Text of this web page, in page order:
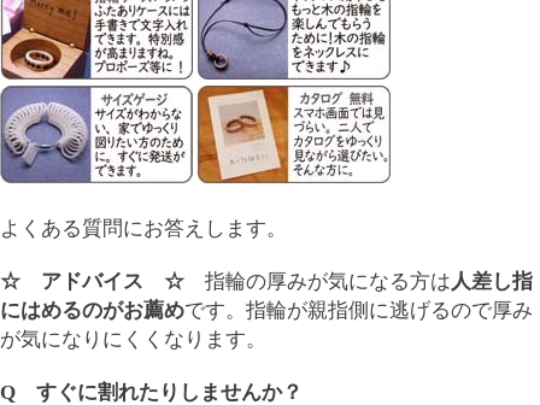
よくある質問にお答えします。
☆ アドバイス ☆ 指輪の厚みが気になる方は人差し指
にはめるのがお薦めです。指輪が親指側に逃げるので厚み
が気になりにくくなります。
Q すぐに割れたりしませんか？